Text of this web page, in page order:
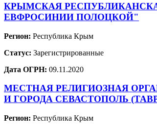
КРЫМСКАЯ
ЕВФРОСИНИИ ПОЛОЦКОЙ"
Регион: Республика Крым
Статус: Зарегистрированные
Дата ОГРН: 09.11.2020
МЕСТНАЯ РЕЛИГИОЗНАЯ
И ГОРОДА СЕВАСТОПОЛЬ
Регион: Республика Крым